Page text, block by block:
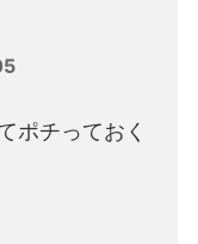
ポチっておく